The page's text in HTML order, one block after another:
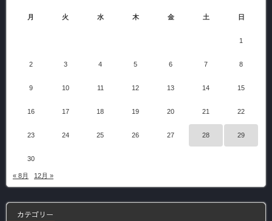
月 火 水 木 金 土 日
1
2 3 4 5 6 7 8
9 10 11 12 13 14 15
16 17 18 19 20 21 22
23 24 25 26 27 28 29
30
« 8月 12月 »
カテゴリー